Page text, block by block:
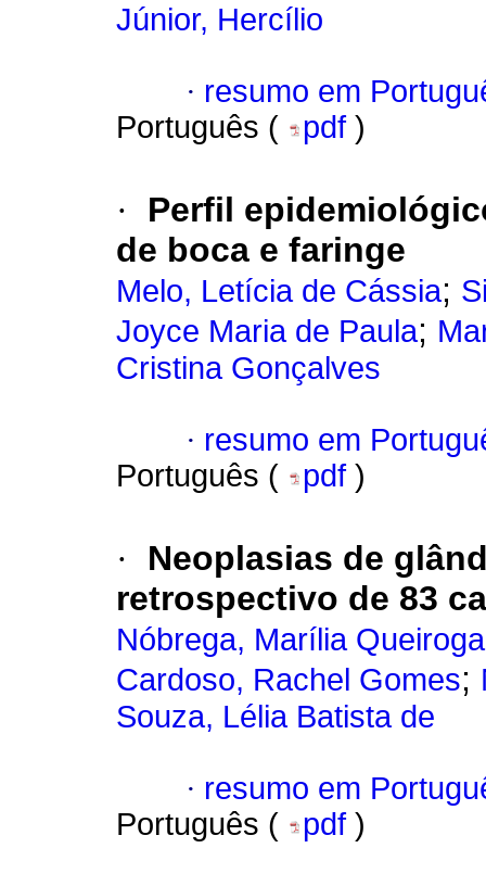
Júnior, Hercílio
· resumo em
Português (
pdf )
·
Perfil
de boca e faringe
Melo, Letícia de Cássia;
Joyce Maria de Paula;
Cristina Gonçalves
· resumo em
Português (
pdf )
·
Neoplasias de
retrospectivo de 83
Nóbrega, Marília
Cardoso, Rachel Gomes;
Souza, Lélia Batista de
· resumo em
Português (
pdf )